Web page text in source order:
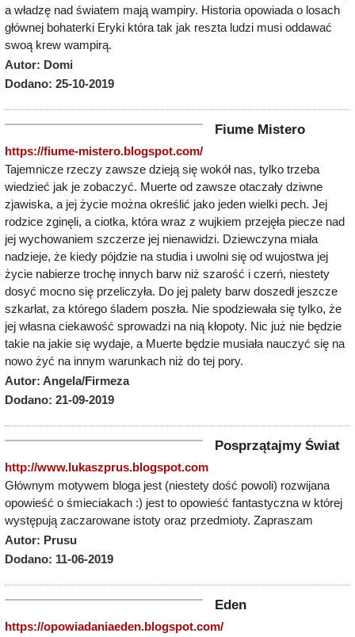
a władzę nad światem mają wampiry. Historia opowiada o losach
głównej bohaterki Eryki która tak jak reszta ludzi musi oddawać
swoą krew wampirą.
Autor: Domi
Dodano: 25-10-2019
Fiume Mistero
https://fiume-mistero.blogspot.com/
Tajemnicze rzeczy zawsze dzieją się wokół nas, tylko trzeba
wiedzieć jak je zobaczyć. Muerte od zawsze otaczały dziwne
zjawiska, a jej życie można określić jako jeden wielki pech. Jej
rodzice zginęli, a ciotka, która wraz z wujkiem przejęła piecze nad
jej wychowaniem szczerze jej nienawidzi. Dziewczyna miała
nadzieje, że kiedy pójdzie na studia i uwolni się od wujostwa jej
życie nabierze trochę innych barw niż szarość i czerń, niestety
dosyć mocno się przeliczyła. Do jej palety barw doszedł jeszcze
szkarłat, za którego śladem poszła. Nie spodziewała się tylko, że
jej własna ciekawość sprowadzi na nią kłopoty. Nic już nie będzie
takie na jakie się wydaje, a Muerte będzie musiała nauczyć się na
nowo żyć na innym warunkach niż do tej pory.
Autor: Angela/Firmeza
Dodano: 21-09-2019
Posprzątajmy Świat
http://www.lukaszprus.blogspot.com
Głównym motywem bloga jest (niestety dość powoli) rozwijana
opowieść o śmieciakach :) jest to opowieść fantastyczna w której
występują zaczarowane istoty oraz przedmioty. Zapraszam
Autor: Prusu
Dodano: 11-06-2019
Eden
https://opowiadaniaeden.blogspot.com/